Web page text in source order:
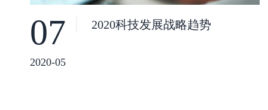
07
2020-05
2020科技发展战略趋势